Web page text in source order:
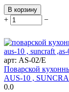
В корзину
+ −
арт: AS-02/E
Поварской
AUS-10 ,
0.0